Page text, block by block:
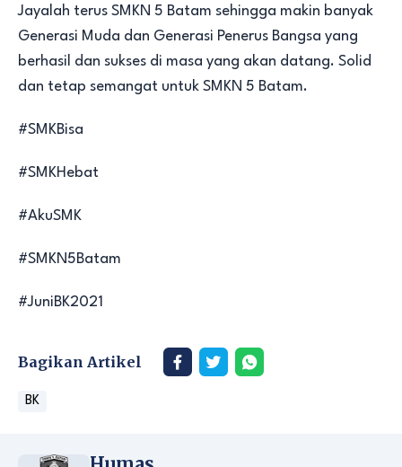
Jayalah terus SMKN 5 Batam sehingga makin banyak
Generasi Muda dan Generasi Penerus Bangsa yang
berhasil dan sukses di masa yang akan datang. Solid
dan tetap semangat untuk SMKN 5 Batam.
#SMKBisa
#SMKHebat
#AkuSMK
#SMKN5Batam
#JuniBK2021
Bagikan Artikel
BK